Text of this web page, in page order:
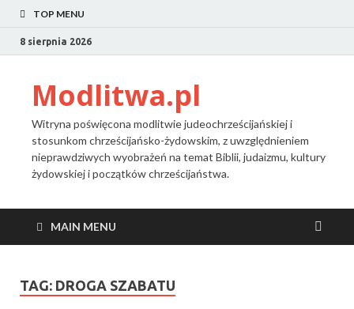
TOP MENU
8 sierpnia 2026
Modlitwa.pl
Witryna poświęcona modlitwie judeochrześcijańskiej i
stosunkom chrześcijańsko-żydowskim, z uwzględnieniem
nieprawdziwych wyobrażeń na temat Biblii, judaizmu, kultury
żydowskiej i początków chrześcijaństwa.
MAIN MENU
TAG: DROGA SZABATU